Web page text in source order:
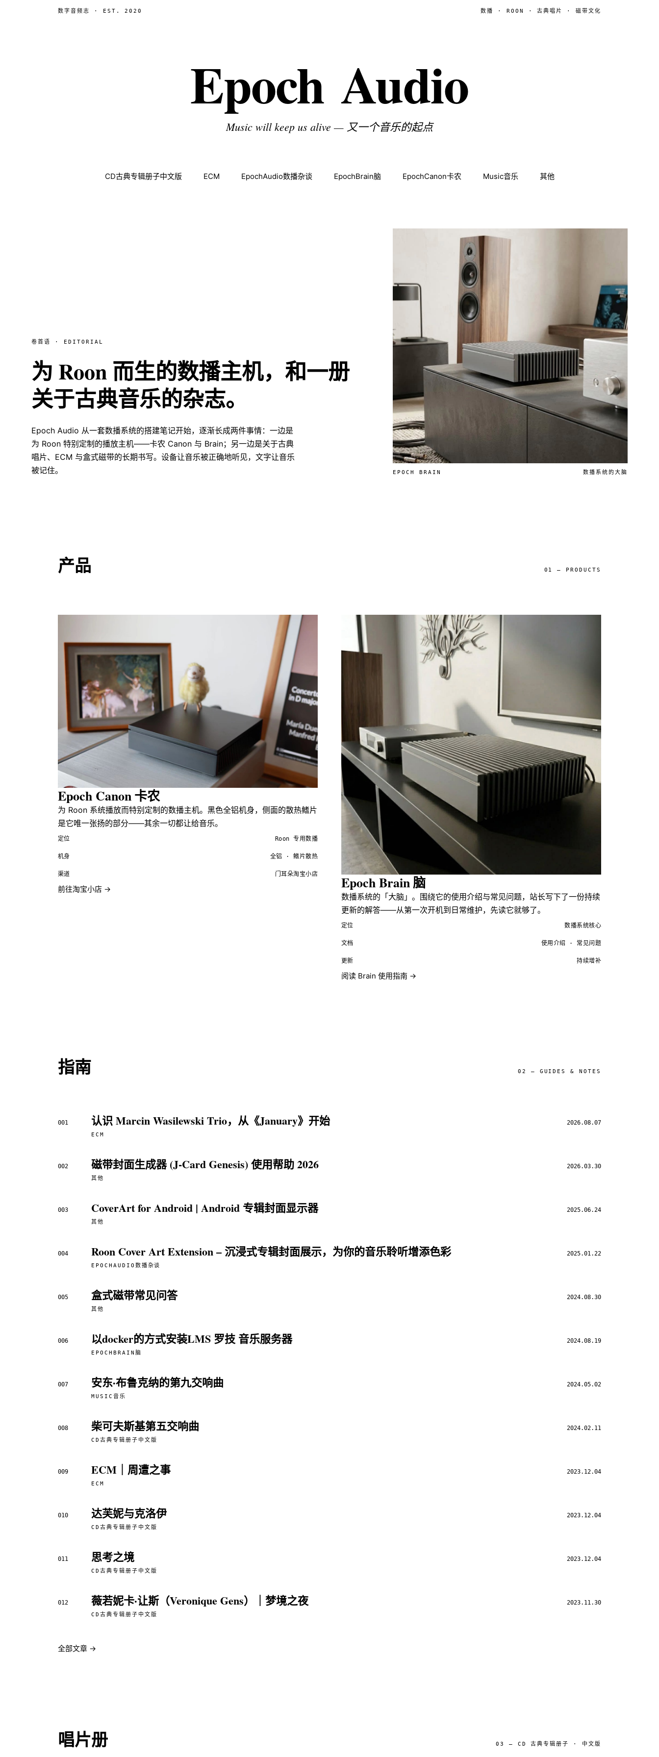
数字音频志 · EST. 2020 数播 · ROON · 古典唱片 · 磁带文化
Epoch Audio
Music will keep us alive — 又一个音乐的起点
CD古典专辑册子中文版 ECM EpochAudio数播杂谈 EpochBrain脑 EpochCanon卡农 Music音乐 其他
卷首语 · EDITORIAL
为 Roon 而生的数播主机，和一册
关于古典音乐的杂志。
Epoch Audio 从一套数播系统的搭建笔记开始，逐渐长成两件事情：一边是
为 Roon 特别定制的播放主机——卡农 Canon 与 Brain；另一边是关于古典
唱片、ECM 与盒式磁带的长期书写。设备让音乐被正确地听见，文字让音乐
被记住。
EPOCH BRAIN 数播系统的大脑
产品 01 — PRODUCTS
Epoch Canon卡农
为 Roon 系统播放而特别定制的数播主机。黑色全铝机身，侧面的散热鳍片
是它唯一张扬的部分——其余一切都让给音乐。
定位 Roon 专用数播
机身 全铝 · 鳍片散热
渠道 门耳朵淘宝小店
前往淘宝小店 → Epoch Brain脑
数播系统的「大脑」。围绕它的使用介绍与常见问题，站长写下了一份持续
更新的解答——从第一次开机到日常维护，先读它就够了。
定位 数播系统核心
文档 使用介绍 · 常见问题
更新 持续增补
阅读 Brain 使用指南 →
指南 02 — GUIDES & NOTES
001 认识 Marcin Wasilewski Trio，从《January》开始
ECM
2026.08.07
002 磁带封面生成器 (J-Card Genesis) 使用帮助 2026
其他
2026.03.30
003 CoverArt for Android | Android 专辑封面显示器
其他
2025.06.24
004 Roon Cover Art Extension – 沉浸式专辑封面展示，为你的音乐聆听增添色彩
EPOCHAUDIO数播杂谈
2025.01.22
005 盒式磁带常见问答
其他
2024.08.30
006 以docker的方式安装LMS 罗技 音乐服务器
EPOCHBRAIN脑
2024.08.19
007 安东·布鲁克纳的第九交响曲
MUSIC音乐
2024.05.02
008 柴可夫斯基第五交响曲
CD古典专辑册子中文版
2024.02.11
009 ECM｜周遭之事
ECM
2023.12.04
010 达芙妮与克洛伊
CD古典专辑册子中文版
2023.12.04
011 思考之境
CD古典专辑册子中文版
2023.12.04
012 薇若妮卡·让斯（Veronique Gens）｜梦境之夜
CD古典专辑册子中文版
2023.11.30
全部文章 →
唱片册 03 — CD 古典专辑册子 · 中文版